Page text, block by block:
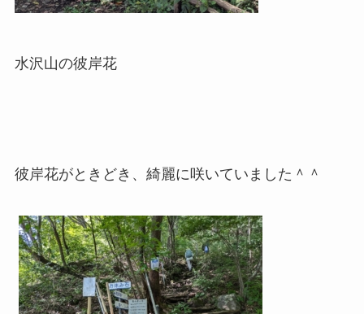
水沢山の彼岸花
彼岸花がときどき、綺麗に咲いていました＾＾